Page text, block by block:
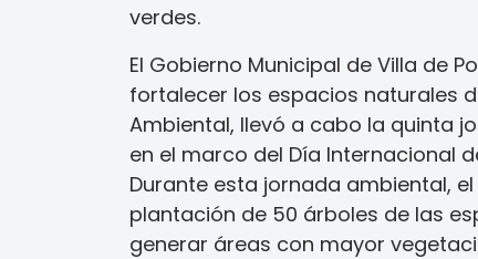
verdes.
El Gobierno Municipal de Villa de
fortalecer los espacios naturales
Ambiental, llevó a cabo la quinta
en el marco del Día Internacional
Durante esta jornada ambiental,
plantación de 50 árboles de las
generar áreas con mayor